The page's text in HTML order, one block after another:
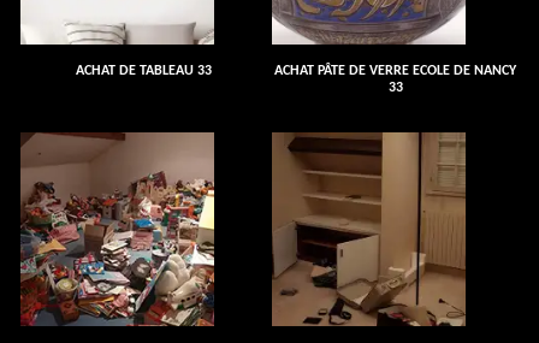
ACHAT DE TABLEAU 33
ACHAT PÂTE DE VERRE ECOLE DE NANCY
33